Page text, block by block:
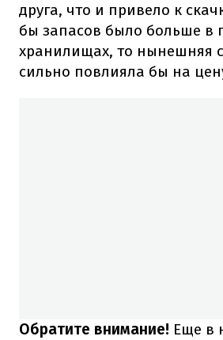
друга, что и привело к
бы запасов было больше в
хранилищах, то нынешняя
сильно повлияла бы на
Обратите внимание! Еще в